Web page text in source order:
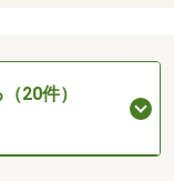
20件）